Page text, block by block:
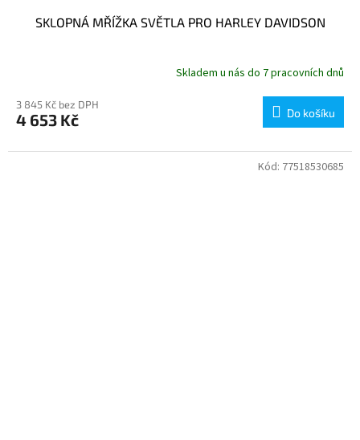
SKLOPNÁ MŘÍŽKA SVĚTLA PRO HARLEY DAVIDSON
Skladem u nás do 7 pracovních dnů
3 845 Kč bez DPH
4 653 Kč Do košíku
Kód: 77518530685